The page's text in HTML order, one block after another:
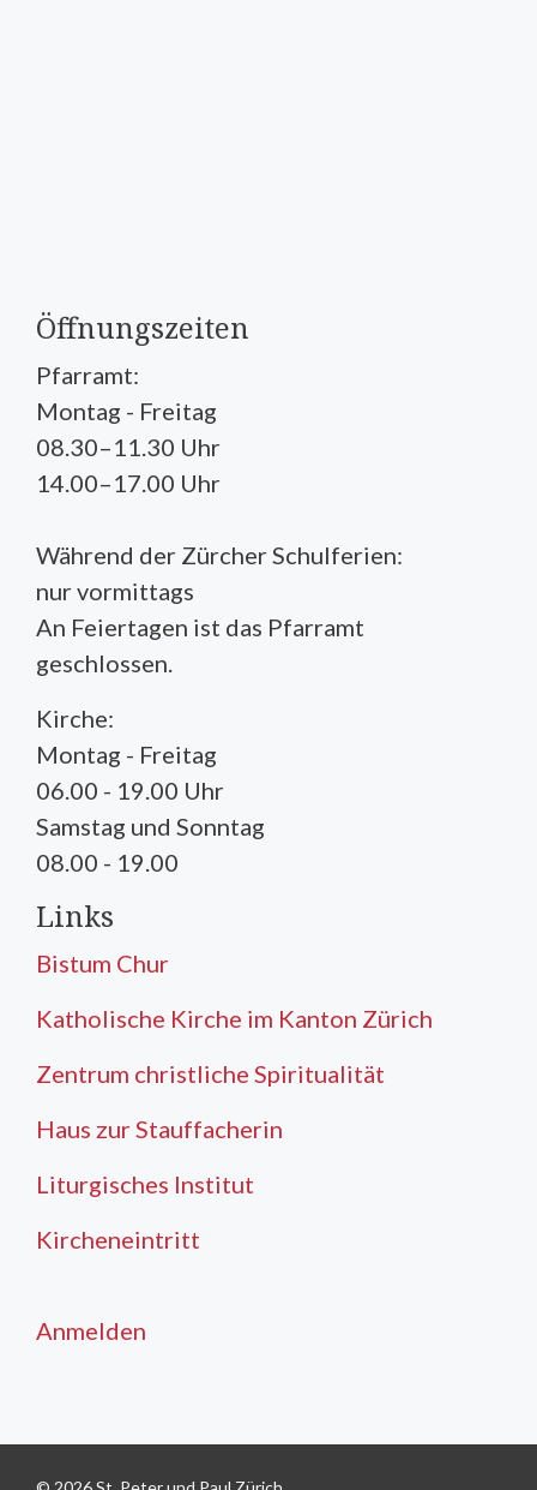
Öffnungszeiten
Pfarramt:
Montag - Freitag
08.30–11.30 Uhr
14.00–17.00 Uhr
Während der Zürcher Schulferien:
nur vormittags
An Feiertagen ist das Pfarramt
geschlossen.
Kirche:
Montag - Freitag
06.00 - 19.00 Uhr
Samstag und Sonntag
08.00 - 19.00
Links
Bistum Chur
Katholische Kirche im Kanton Zürich
Zentrum christliche Spiritualität
Haus zur Stauffacherin
Liturgisches Institut
Kircheneintritt
Anmelden